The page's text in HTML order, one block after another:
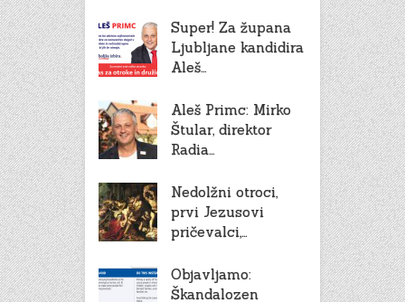
Super! Za župana
Ljubljane kandidira
Aleš…
Aleš Primc: Mirko
Štular, direktor
Radia…
Nedolžni otroci,
prvi Jezusovi
pričevalci,…
Objavljamo:
Škandalozen